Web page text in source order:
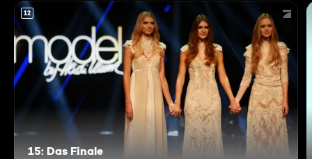
12
15: Das Finale